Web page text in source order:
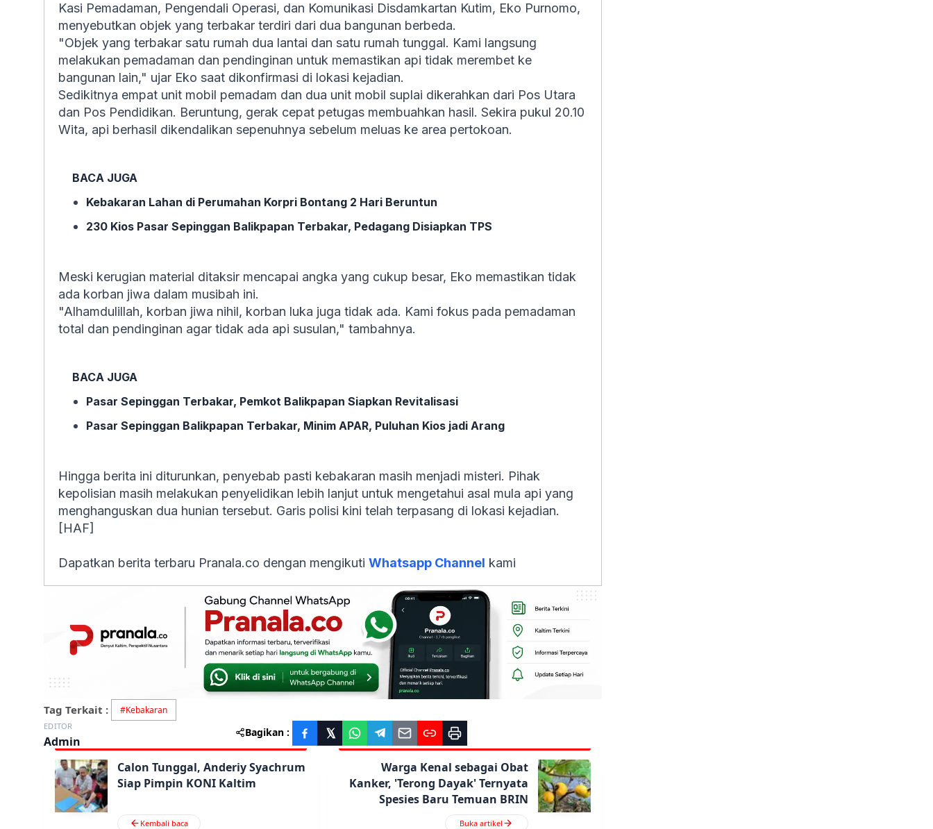
Kasi Pemadaman, Pengendali Operasi, dan Komunikasi Disdamkartan Kutim, Eko Purnomo,
menyebutkan objek yang terbakar terdiri dari dua bangunan berbeda.
"Objek yang terbakar satu rumah dua lantai dan satu rumah tunggal. Kami langsung
melakukan pemadaman dan pendinginan untuk memastikan api tidak merembet ke
bangunan lain," ujar Eko saat dikonfirmasi di lokasi kejadian.
Sedikitnya empat unit mobil pemadam dan dua unit mobil suplai dikerahkan dari Pos Utara
dan Pos Pendidikan. Beruntung, gerak cepat petugas membuahkan hasil. Sekira pukul 20.10
Wita, api berhasil dikendalikan sepenuhnya sebelum meluas ke area pertokoan.
BACA JUGA
Kebakaran Lahan di Perumahan Korpri Bontang 2 Hari Beruntun
230 Kios Pasar Sepinggan Balikpapan Terbakar, Pedagang Disiapkan TPS
Meski kerugian material ditaksir mencapai angka yang cukup besar, Eko memastikan tidak
ada korban jiwa dalam musibah ini.
"Alhamdulillah, korban jiwa nihil, korban luka juga tidak ada. Kami fokus pada pemadaman
total dan pendinginan agar tidak ada api susulan," tambahnya.
BACA JUGA
Pasar Sepinggan Terbakar, Pemkot Balikpapan Siapkan Revitalisasi
Pasar Sepinggan Balikpapan Terbakar, Minim APAR, Puluhan Kios jadi Arang
Hingga berita ini diturunkan, penyebab pasti kebakaran masih menjadi misteri. Pihak
kepolisian masih melakukan penyelidikan lebih lanjut untuk mengetahui asal mula api yang
menghanguskan dua hunian tersebut. Garis polisi kini telah terpasang di lokasi kejadian.
[HAF]
Dapatkan berita terbaru Pranala.co dengan mengikuti Whatsapp Channel kami
Tag Terkait : #Kebakaran
EDITOR
Admin
Bagikan :
Calon Tunggal, Anderiy Syachrum
Siap Pimpin KONI Kaltim
Kembali baca
Warga Kenal sebagai Obat
Kanker, 'Terong Dayak' Ternyata
Spesies Baru Temuan BRIN
Buka artikel